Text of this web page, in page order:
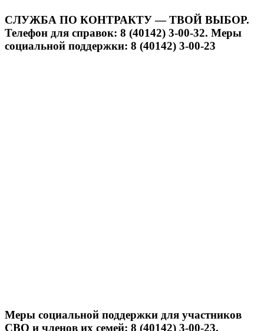
СЛУЖБА ПО КОНТРАКТУ — ТВОЙ ВЫБОР.
Телефон для справок: 8 (40142) 3-00-32. Меры
социальной поддержки: 8 (40142) 3-00-23
Меры социальной поддержки для участников
СВО и членов их семей: 8 (40142) 3-00-23.